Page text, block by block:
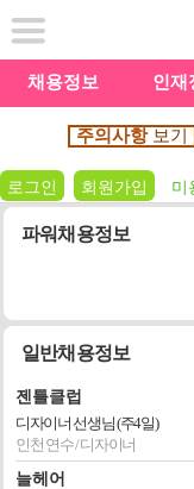
채용정보 인재
주의사항 보기
로그인 회원가입 미
파워채용정보
일반채용정보
젠틀클럽
디자이너 선생님 (주4일)
인천 연수 / 디자이너
늘헤어